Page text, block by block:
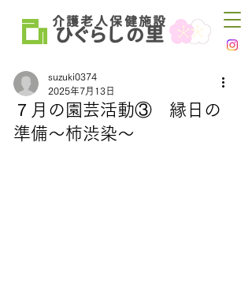
介 護 老 人 保 健 施 設
ひぐらしの里
７月の園芸活動③ 縁日の
準備～柿渋染～
suzuki0374
2025年7月13日